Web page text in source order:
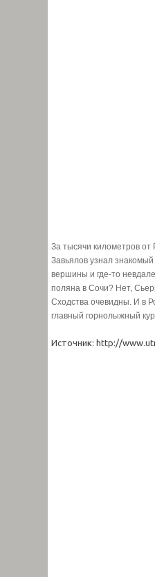
За тысячи километров от
Завьялов узнал
вершины и где-то
поляна в Сочи? Нет,
Сходства очевидны. И в
главный горнолыжный
Источник: http://